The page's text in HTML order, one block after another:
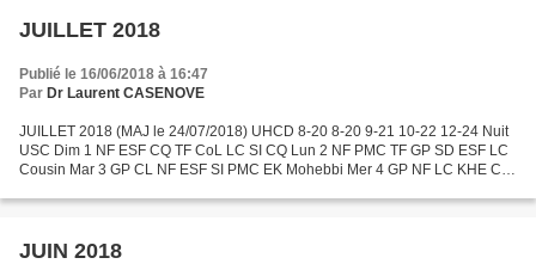
JUILLET 2018
Publié le 16/06/2018 à 16:47
Par Dr Laurent CASENOVE
JUILLET 2018 (MAJ le 24/07/2018) UHCD 8-20 8-20 9-21 10-22 12-24 Nuit
USC Dim 1 NF ESF CQ TF CoL LC SI CQ Lun 2 NF PMC TF GP SD ESF LC
Cousin Mar 3 GP CL NF ESF SI PMC EK Mohebbi Mer 4 GP NF LC KHE CL
JUIN 2018